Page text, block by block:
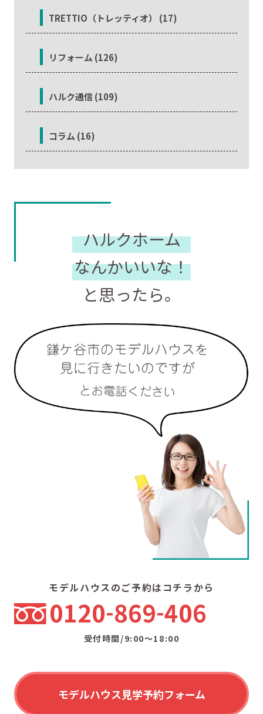
TRETTIO（トレッティオ） (17)
リフォーム (126)
ハルク通信 (109)
コラム (16)
ハルクホーム
なんかいいな！
と思ったら。
モデルハウスのご予約はコチラから
0120 869 406
受付時間/9:00〜18:00
モデルハウス見学予約フォーム